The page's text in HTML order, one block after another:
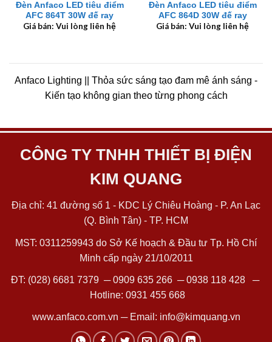
Đèn Anfaco LED tiêu điểm
AFC 864T 30W đế ray
Giá bán: Vui lòng liên hệ
Đèn Anfaco LED tiêu điểm
AFC 864D 30W đế ray
Giá bán: Vui lòng liên hệ
Anfaco Lighting || Thỏa sức sáng tạo đam mê ánh sáng -
Kiến tạo không gian theo từng phong cách
CÔNG TY TNHH THIẾT BỊ ĐIỆN
KIM QUANG
Địa chỉ: 41 đường số 1 - KDC Lý Chiêu Hoàng - P. An Lạc
(Q. Bình Tân) - TP. HCM
MST: 0311259943 do Sở Kế hoạch & Đầu tư Tp. Hồ Chí
Minh cấp ngày 21/10/2011
ĐT: (028) 6681 7379 ─0909 635 266─0938 118 428─
Hotline: 0931 455 668
www.anfaco.com.vn ─ Email: info@kimquang.vn